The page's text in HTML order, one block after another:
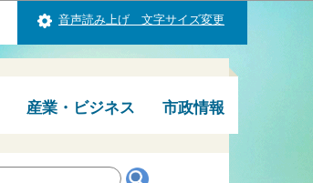
音声読み上げ 文字サイズ変更
産業・ビジネス 市政情報